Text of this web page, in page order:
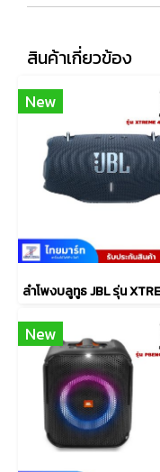
สินค้าเกี่ยวข้อง
New
New